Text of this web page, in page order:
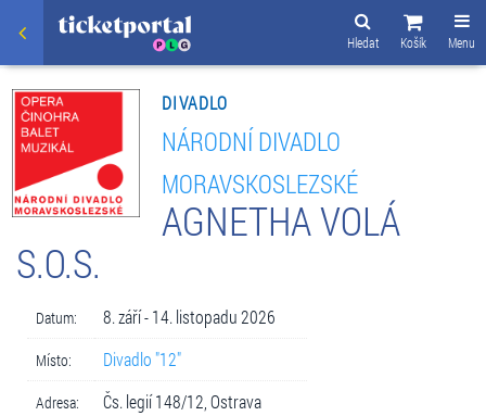
Menu
Košík
Hledat
DIVADLO
NÁRODNÍ DIVADLO
MORAVSKOSLEZSKÉ
AGNETHA VOLÁ
S.O.S.
Datum: 8. září - 14. listopadu 2026
Místo: Divadlo "12"
Adresa: Čs. legií 148/12, Ostrava